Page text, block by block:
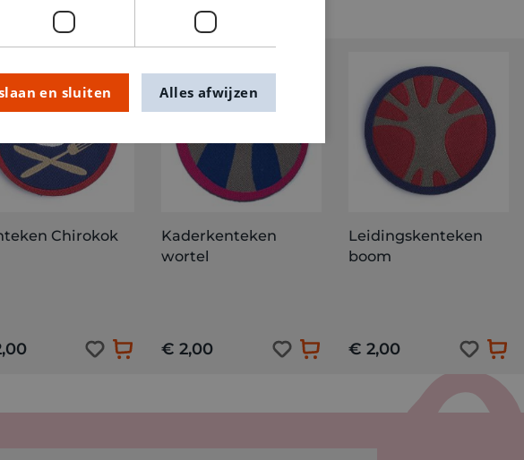
Chirokok
Kaderkenteken
wortel
€ 2,00
Leidingskenteken
boom
€ 2,00
en sluiten Alles afwijzen